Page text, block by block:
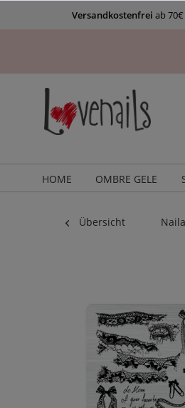
Versandkostenfrei ab
HOME OMBRE GELE
Übersicht